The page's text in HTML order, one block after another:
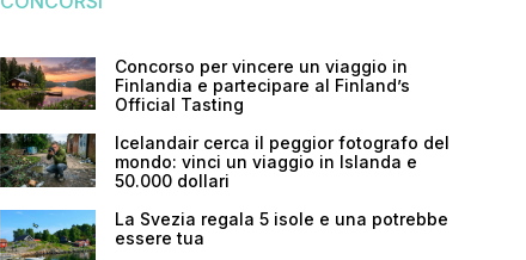
Concorso per vincere un viaggio in
Finlandia e partecipare al Finland’s
Official Tasting
Icelandair cerca il peggior fotografo del
mondo: vinci un viaggio in Islanda e
50.000 dollari
La Svezia regala 5 isole e una potrebbe
essere tua